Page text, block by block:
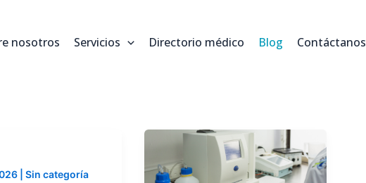
nosotros Servicios Directorio médico Blog Contáctanos
Sin categoría
Tecnología
servicio